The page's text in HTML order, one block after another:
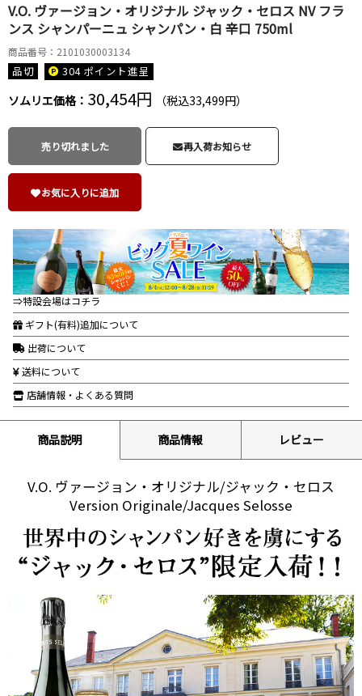
V.O. ヴァージョン・オリジナル ジャック・セロス NV フラ
ンス シャンパーニュ シャンパン・白 辛口 750ml
商品番号：2101030003134
品切 304 ポイント進呈
ソムリエ価格： 30,454円 （税込33,499円）
売り切れました 再入荷お知らせ
お気に入りに追加
⇒特設会場はコチラ
ギフト(有料)追加について
出荷について
送料について
店舗情報・よくある質問
商品説明 商品情報 レビュー
V.O. ヴァージョン・オリジナル/ジャック・セロス
Version Originale/Jacques Selosse